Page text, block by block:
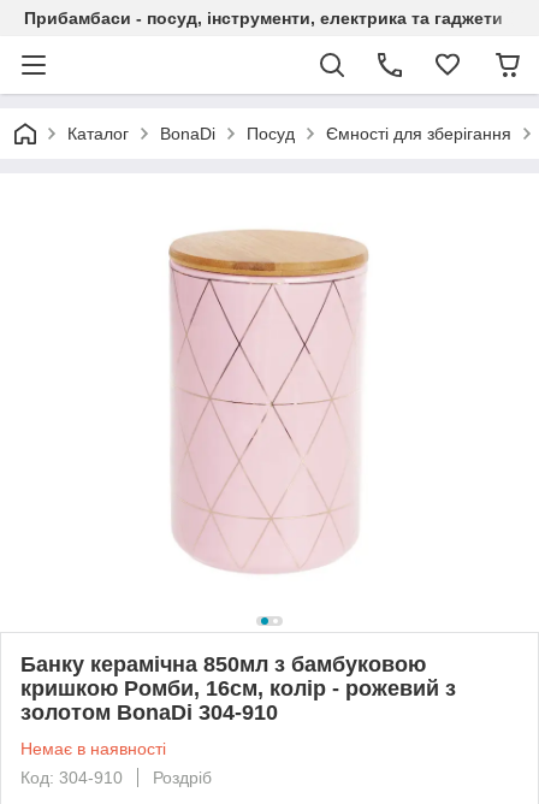
Прибамбаси - посуд, інструменти, електрика та гаджети
Каталог BonaDi Посуд Ємності для зберігання
Банку керамічна 850мл з бамбуковою
кришкою Ромби, 16см, колір - рожевий з
золотом BonaDi 304-910
Немає в наявності
Код: 304-910
Роздріб